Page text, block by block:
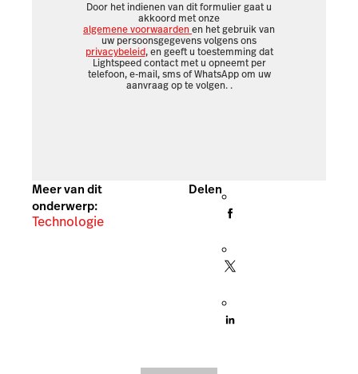
Door het indienen van dit formulier gaat u
akkoord met onze
algemene voorwaardenen het gebruik van
uw persoonsgegevens volgens ons
privacybeleid, en geeft u toestemming dat
Lightspeed contact met u opneemt per
telefoon, e-mail, sms of WhatsApp om uw
aanvraag op te volgen. .
Meer van dit
onderwerp:
Technologie
Delen